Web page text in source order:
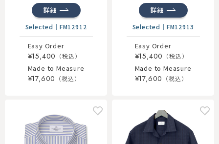
詳細
Selected ｜ FM12912
Easy Order
¥15,400
Made to Measure
¥17,600
詳細
Selected ｜ FM12913
Easy Order
¥15,400
Made to Measure
¥17,600